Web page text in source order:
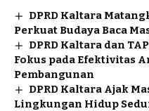
DPRD Kaltara
Perkuat Budaya Baca
DPRD Kaltara dan
Fokus pada Efektivitas
Pembangunan
DPRD Kaltara Ajak
Lingkungan Hidup